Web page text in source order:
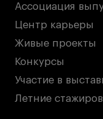
Ассоциация
Центр карьеры
Живые проекты
Конкурсы
Участие в
Летние